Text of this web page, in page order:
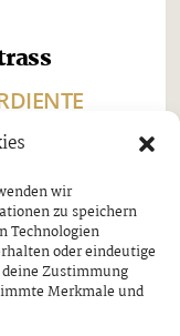
wir
zu speichern
Technologien
oder eindeutige
Zustimmung
Merkmale und
dem 26. Juli,
seines
Nach dem
traditionellen